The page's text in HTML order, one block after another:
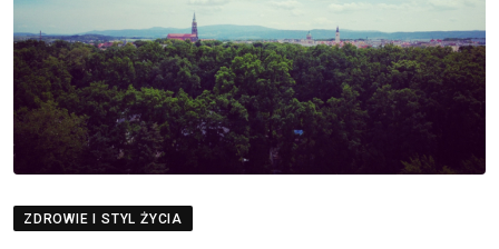
ZDROWIE I STYL ŻYCIA